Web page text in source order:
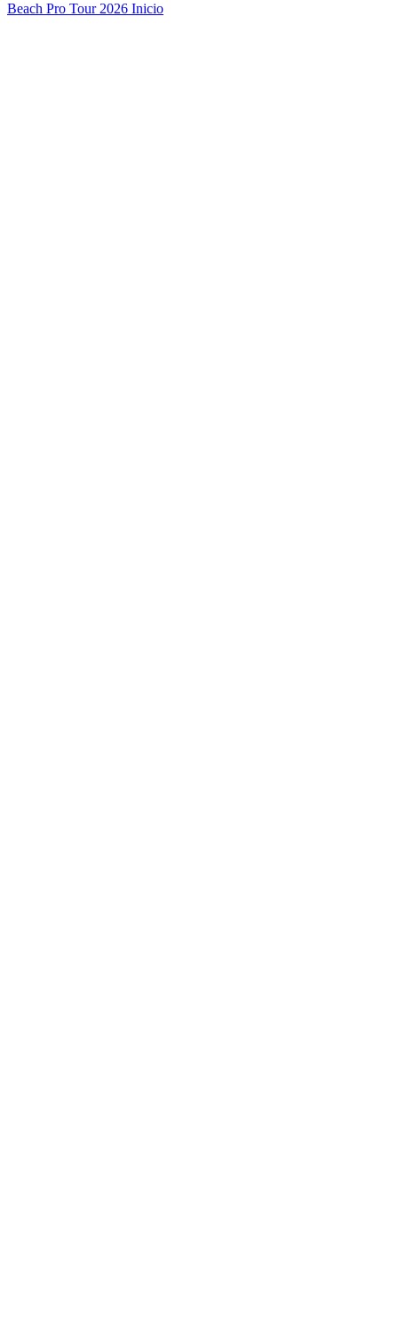
Beach Pro Tour 2026 Inicio